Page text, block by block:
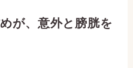
が、意外と膀胱を